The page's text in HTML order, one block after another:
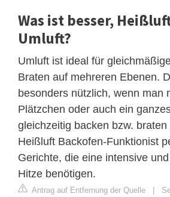
Was ist besser,
Umluft?
Umluft ist ideal für
Braten auf mehreren Ebenen.
besonders nützlich, wenn man
Plätzchen oder auch ein
gleichzeitig backen bzw.
Heißluft Backofen-Funktionist
Gerichte, die eine intensive
Hitze benötigen.
Antrag auf Entfernung der Quelle |